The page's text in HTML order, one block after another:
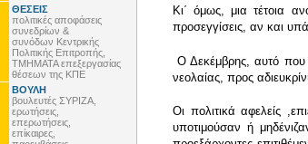
ΘΕΣΕΙΣ
πολιτικές αποφάσεις
συνεδρίων &
συνόδων Κεντρικής
Πολιτικής Επιτροπής,
ΤΜΗΜΑΤΑ επεξεργασίας
θέσεων της ΚΠΕ
ΒΟΥΛΗ
βουλευτές ΣΥΡΙΖΑ,
ερωτήσεις,
επερωτήσεις,
επίκαιρες,
Κι΄ όμως, μια τέτοια
προσεγγίσεις, αν και
Ο Δεκέμβρης, αυτό που
νεολαίας, προς
Οι πολιτικά αφελείς
υποτιμούσαν ή